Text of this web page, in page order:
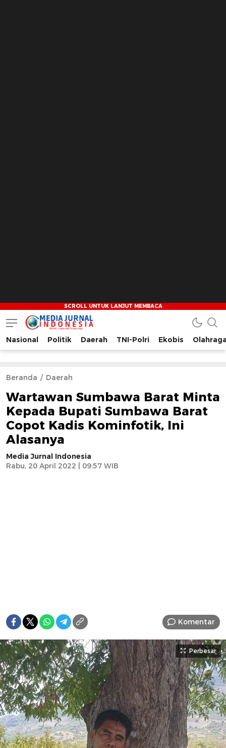
Media Jurnal Indonesia
Bersama Membangun Indonesia
Nasional Politik Daerah TNI-Polri Ekobis
Beranda Daerah
Wartawan Sumbawa Barat Minta
Kepada Bupati Sumbawa Barat
Copot Kadis Kominfotik, Ini
Alasanya
Media Jurnal Indonesia
Rabu, 20 April 2022 | 09:57 WIB
Komentar
Perbesar